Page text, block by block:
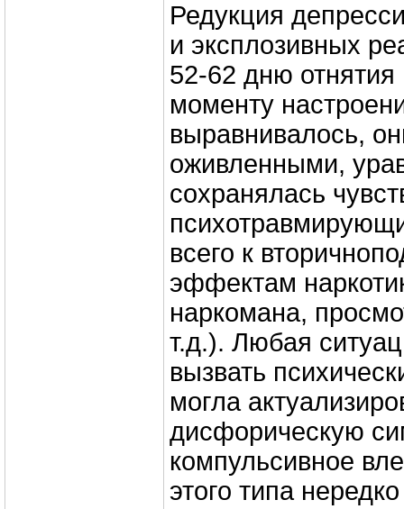
Редукция
и эксплозивных
52-62 дню отнятия
моменту
выравнивалось,
оживленными,
сохранялась
всего к
эффектам
наркомана,
т.д.). Любая
вызвать
могла
дисфорическую
компульсивное
этого типа